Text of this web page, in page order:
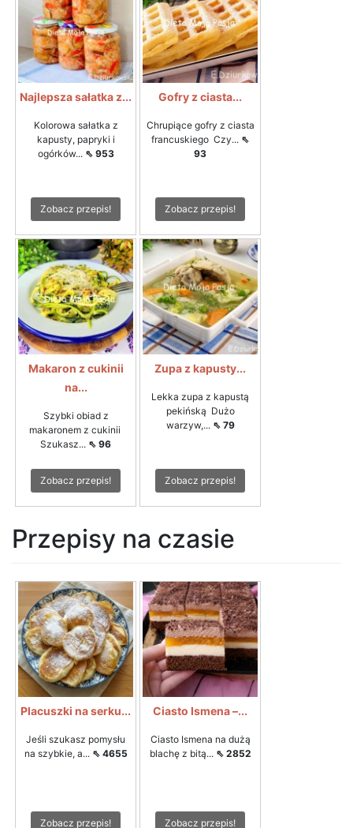
Najlepsza sałatka z...
Kolorowa sałatka z
kapusty, papryki i
ogórków... ⇖ 953
Zobacz przepis!
Gofry z ciasta...
Chrupiące gofry z ciasta
francuskiego Czy... ⇖
93
Zobacz przepis!
Makaron z cukinii
na...
Szybki obiad z
makaronem z cukinii
Szukasz... ⇖ 96
Zobacz przepis!
Zupa z kapusty...
Lekka zupa z kapustą
pekińską Dużo
warzyw,... ⇖ 79
Zobacz przepis!
Przepisy na czasie
Placuszki na serku...
Jeśli szukasz pomysłu
na szybkie, a... ⇖ 4655
Zobacz przepis!
Ciasto Ismena –...
Ciasto Ismena na dużą
blachę z bitą... ⇖ 2852
Zobacz przepis!